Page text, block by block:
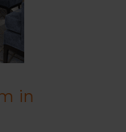
in